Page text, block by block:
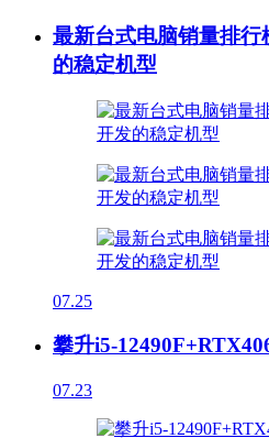
最新台式电脑销量排
的稳定机型
07.25
攀升i5-
07.23